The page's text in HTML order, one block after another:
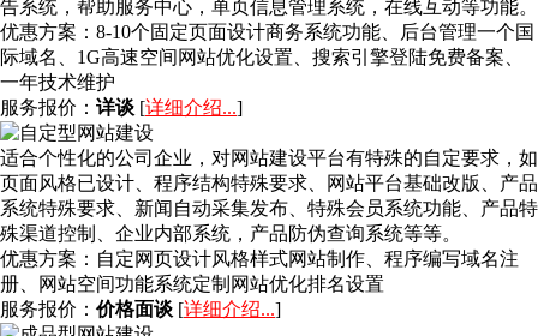
告系统，帮助服务中心，单页信息管理系统，在线互动等功能。
优惠方案： 8-10个固定页面设计商务系统功能、后台管理一个国
际域名、1G高速空间网站优化设置、搜索引擎登陆免费备案、
一年技术维护
服务报价： 详谈 [详细介绍...]
适合个性化的公司企业，对网站建设平台有特殊的自定要求，如
页面风格已设计、程序结构特殊要求、网站平台基础改版、产品
系统特殊要求、新闻自动采集发布、特殊会员系统功能、产品特
殊渠道控制、企业内部系统，产品防伪查询系统等等。
优惠方案： 自定网页设计风格样式网站制作、程序编写域名注
册、网站空间功能系统定制网站优化排名设置
服务报价： 价格面谈 [详细介绍...]